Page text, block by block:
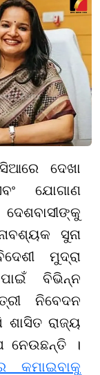
ଦେଖା
ଯୋଗାଣ
ସୁନା
ମୁଦ୍ରା
ବିଭିନ୍ନ
ନିବେଦନ
ରାଜ୍ୟ
ନେଉଛନ୍ତି ।
କମାଇବାକୁ